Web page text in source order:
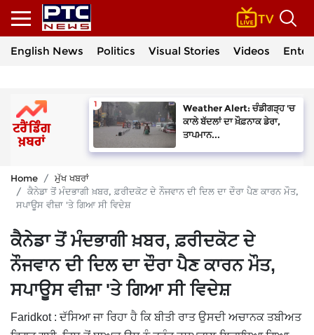
English News Politics Visual Stories Videos
Weather Alert: ਚੰਡੀਗੜ੍ਹ 'ਚ
ਕਾਲੇ ਬੱਦਲਾਂ ਦਾ ਖ਼ੌਫ਼ਨਾਕ ਡੇਰਾ,
ਤਾਪਮਾਨ...
Home
ਮੁੱਖ ਖਬਰਾਂ
ਕੈਨੇਡਾ ਤੋਂ ਮੰਦਭਾਗੀ ਖ਼ਬਰ, ਫ਼ਰੀਦਕੋਟ ਦੇ ਨੌਜਵਾਨ ਦੀ ਦਿਲ ਦਾ ਦੌਰਾ ਪੈਣ ਕਾਰਨ ਮੌਤ,
ਸਪਾਊਸ ਵੀਜ਼ਾ 'ਤੇ ਗਿਆ ਸੀ ਵਿਦੇਸ਼
ਕੈਨੇਡਾ ਤੋਂ ਮੰਦਭਾਗੀ ਖ਼ਬਰ, ਫ਼ਰੀਦਕੋਟ ਦੇ
ਨੌਜਵਾਨ ਦੀ ਦਿਲ ਦਾ ਦੌਰਾ ਪੈਣ ਕਾਰਨ ਮੌਤ,
ਸਪਾਊਸ ਵੀਜ਼ਾ 'ਤੇ ਗਿਆ ਸੀ ਵਿਦੇਸ਼
Faridkot : ਦੱਸਿਆ ਜਾ ਰਿਹਾ ਹੈ ਕਿ ਬੀਤੀ ਰਾਤ ਉਸਦੀ ਅਚਾਨਕ ਤਬੀਅਤ